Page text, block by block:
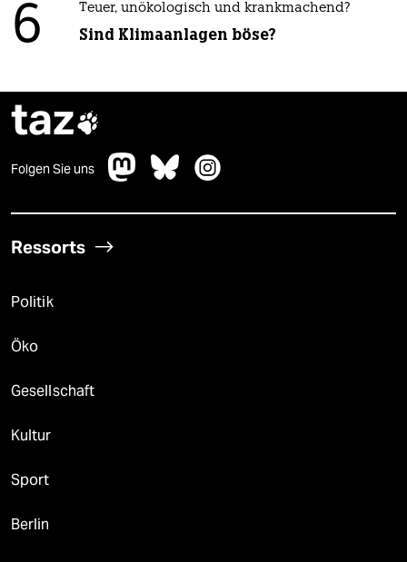
6 Teuer, unökologisch und krankmachend?
Sind Klimaanlagen böse?
taz
Folgen Sie uns
Ressorts
Politik
Öko
Gesellschaft
Kultur
Sport
Berlin